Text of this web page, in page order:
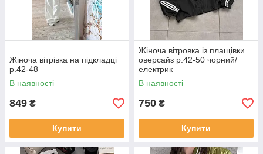
Жіноча вітрівка на підкладці
р.42-48
В наявності
849 ₴
Купити
Жіноча вітровка із плащівки
оверсайз р.42-50 чорний/
електрик
В наявності
750 ₴
Купити